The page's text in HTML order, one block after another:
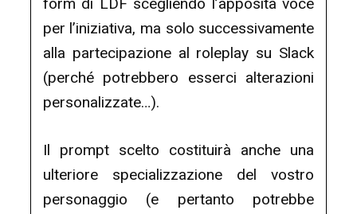
form di LDF scegliendo l’apposita voce
per l’iniziativa, ma solo successivamente
alla partecipazione al roleplay su Slack
(perché potrebbero esserci alterazioni
personalizzate…).
Il prompt scelto costituirà anche una
ulteriore specializzazione del vostro
personaggio (e pertanto potrebbe